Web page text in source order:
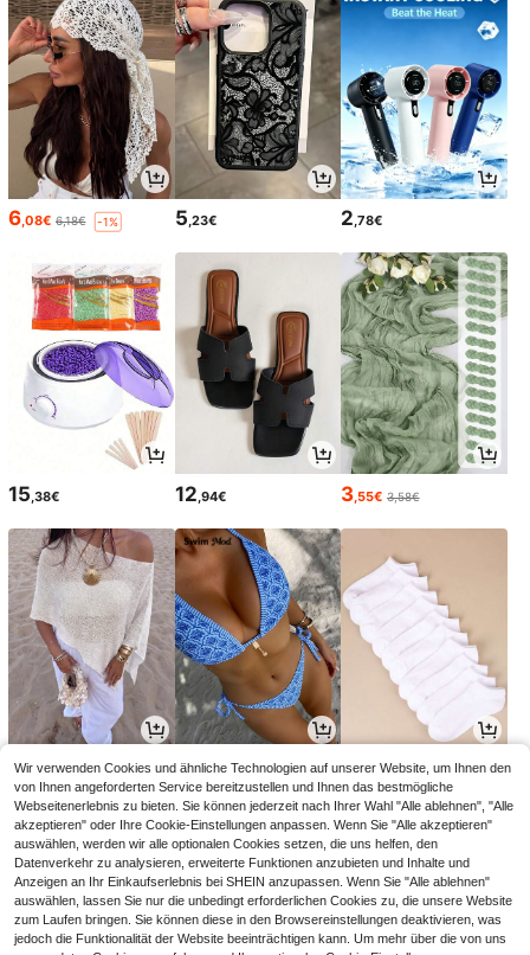
6,08€ 6,18€ -1% 5,23€ 2,78€
15 ,38€ 12 ,94€ 3 ,55€ 3,58€
14,99€ 12,86€ 12,99€ -1% 3,38€
Wir verwenden Cookies und ähnliche Technologien auf unserer Website, um Ihnen den
von Ihnen angeforderten Service bereitzustellen und Ihnen das bestmögliche
Webseitenerlebnis zu bieten. Sie können jederzeit nach Ihrer Wahl "Alle ablehnen", "Alle
akzeptieren" oder Ihre Cookie-Einstellungen anpassen. Wenn Sie "Alle akzeptieren"
auswählen, werden wir alle optionalen Cookies setzen, die uns helfen, den
Datenverkehr zu analysieren, erweiterte Funktionen anzubieten und Inhalte und
Anzeigen an Ihr Einkaufserlebnis bei SHEIN anzupassen. Wenn Sie "Alle ablehnen"
auswählen, lassen Sie nur die unbedingt erforderlichen Cookies zu, die unsere Website
zum Laufen bringen. Sie können diese in den Browsereinstellungen deaktivieren, was
jedoch die Funktionalität der Website beeinträchtigen kann. Um mehr über die von uns